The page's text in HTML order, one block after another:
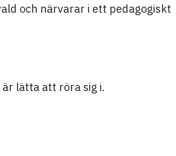
och närvarar i ett pedagogiskt
lätta att röra sig i.